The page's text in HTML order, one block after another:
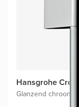
Hansgrohe
Glanzend chroom